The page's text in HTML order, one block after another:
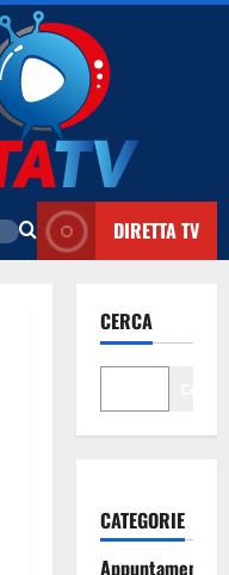
DIRETTA TV
CERCA
CATEGORIE
Appuntamenti